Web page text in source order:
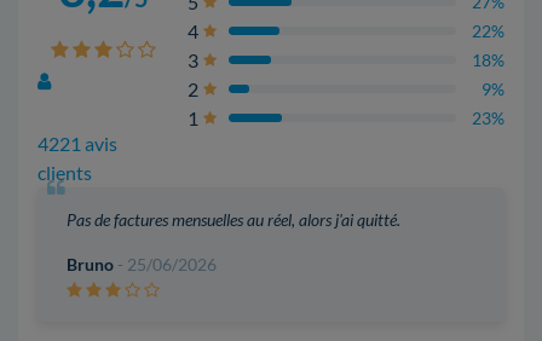
4221 avis
clients
4 22%
3 18%
2 9%
1 23%
Pas de factures mensuelles au réel, alors j'ai quitté.
Bruno - 25/06/2026